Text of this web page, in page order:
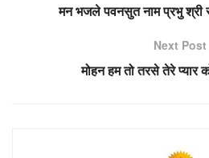
मन भजले पवनसुत नाम प्रभु श्री
Next Post
मोहन हम तो तरसे तेरे प्यार